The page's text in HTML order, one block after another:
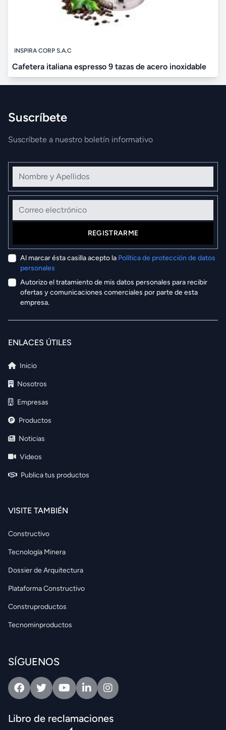
INSPIRA CORP S.A.C
Cafetera italiana espresso 9 tazas de acero inoxidable
Suscríbete
Suscríbete a nuestro boletín informativo
Nombre y Apellidos
Correo electrónico
REGISTRARME
Al marcar ésta casilla acepto la Política de protección de datos
personales
Autorizo el tratamiento de mis datos personales para recibir
ofertas y comunicaciones comerciales por parte de esta
empresa.
ENLACES ÚTILES
Inicio
Nosotros
Empresas
Productos
Noticias
Videos
Publica tus productos
VISITE TAMBIÉN
Constructivo
Tecnología Minera
Dossier de Arquitectura
Plataforma Constructivo
Construproductos
Tecnominproductos
SÍGUENOS
FacebookTwitterYoutubeLinkedinIntagram
Libro de reclamaciones